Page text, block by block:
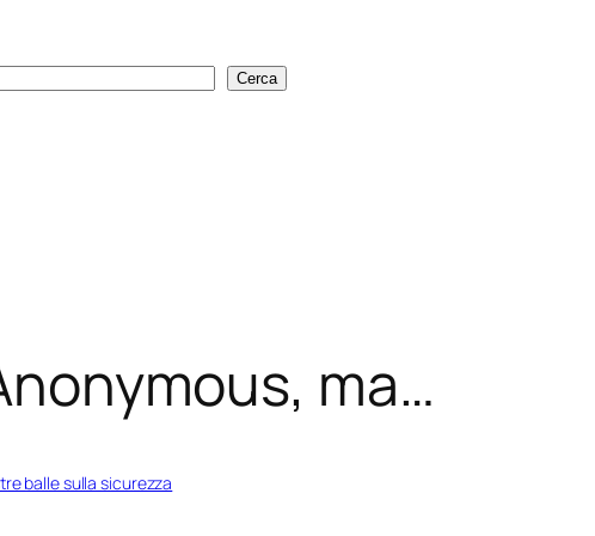
Cerca
ma…
balle sulla sicurezza